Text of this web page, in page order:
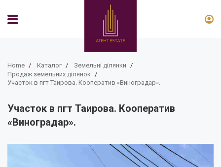
Home / Каталог / Земельні ділянки /
Продаж земельних ділянок /
Участок в пгт Таирова. Кооператив «Виноградар».
Участок в пгт Таирова. Кооператив
«Виноградар».